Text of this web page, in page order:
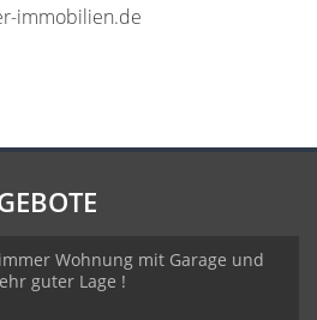
immobilien.de
Wohnung mit Garage und
guter Lage !